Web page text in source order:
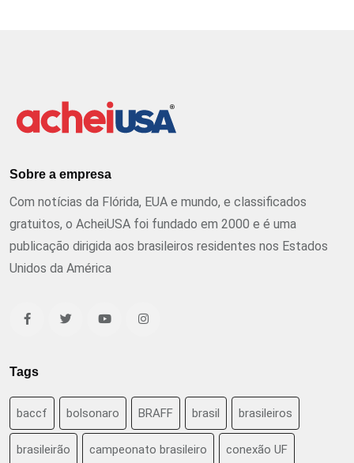
Sobre a empresa
Com notícias da Flórida, EUA e mundo, e classificados
gratuitos, o AcheiUSA foi fundado em 2000 e é uma
publicação dirigida aos brasileiros residentes nos Estados
Unidos da América
Tags
baccf bolsonaro BRAFF brasil brasileiros
brasileirão campeonato brasileiro conexão UF